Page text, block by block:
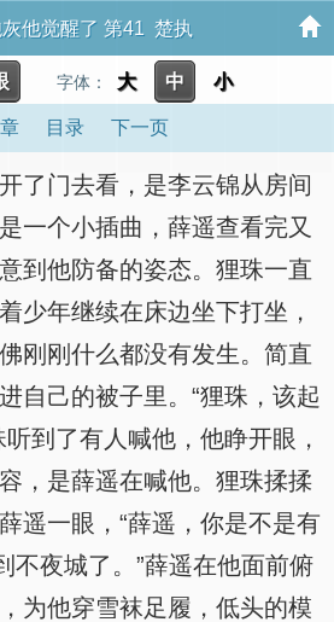
他觉醒了 第41 楚执
字体： 大 中 小
目录 下一页
了门去看，是李云锦从房间
一个小插曲，薛遥查看完又
到他防备的姿态。狸珠一直
少年继续在床边坐下打坐，
刚刚什么都没有发生。简直
自己的被子里。“狸珠，该起
到了有人喊他，他睁开眼，
，是薛遥在喊他。狸珠揉揉
遥一眼，“薛遥，你是不是有
不夜城了。”薛遥在他面前俯
为他穿雪袜足履，低头的模